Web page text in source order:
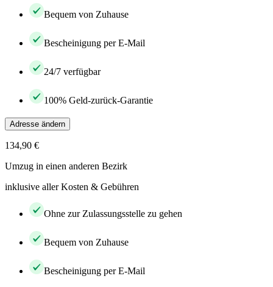
Bequem von Zuhause
Bescheinigung per E-Mail
24/7 verfügbar
100% Geld-zurück-Garantie
Adresse ändern
134,90 €
Umzug in einen anderen Bezirk
inklusive aller Kosten & Gebühren
Ohne zur Zulassungsstelle zu gehen
Bequem von Zuhause
Bescheinigung per E-Mail